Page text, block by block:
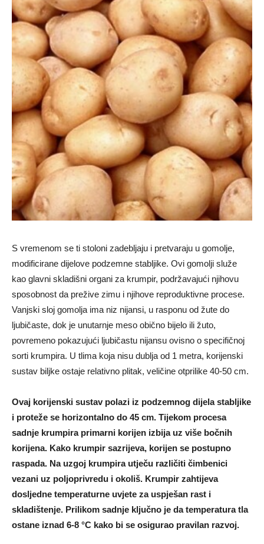
S vremenom se ti stoloni zadebljaju i pretvaraju u gomolje,
modificirane dijelove podzemne stabljike. Ovi gomolji služe
kao glavni skladišni organi za krumpir, podržavajući njihovu
sposobnost da prežive zimu i njihove reproduktivne procese.
Vanjski sloj gomolja ima niz nijansi, u rasponu od žute do
ljubičaste, dok je unutarnje meso obično bijelo ili žuto,
povremeno pokazujući ljubičastu nijansu ovisno o specifičnoj
sorti krumpira. U tlima koja nisu dublja od 1 metra, korijenski
sustav biljke ostaje relativno plitak, veličine otprilike 40-50 cm.
Ovaj korijenski sustav polazi iz podzemnog dijela stabljike
i proteže se horizontalno do 45 cm. Tijekom procesa
sadnje krumpira primarni korijen izbija uz više bočnih
korijena. Kako krumpir sazrijeva, korijen se postupno
raspada. Na uzgoj krumpira utječu različiti čimbenici
vezani uz poljoprivredu i okoliš. Krumpir zahtijeva
dosljedne temperaturne uvjete za uspješan rast i
skladištenje. Prilikom sadnje ključno je da temperatura tla
ostane iznad 6-8 °C kako bi se osigurao pravilan razvoj.